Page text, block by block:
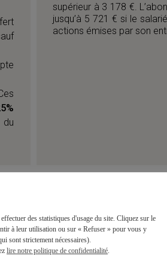
du
supérieur à 3 178 €.
jusqu’à 5 721 € si le
actions émises par son
PEE ET CAS DE
au moins 5 ans. Toutefois, il
de demander le déblocage des
des statistiques d'usage du site. Cliquez sur le
à leur utilisation ou sur « Refuser » pour vous y
sont strictement nécessaires).
lire notre politique de confidentialité.